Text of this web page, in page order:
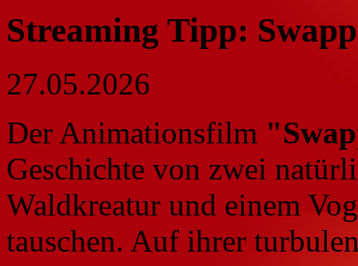
Streaming Tipp:
27.05.2026
Der Animationsfilm
Geschichte von zwei
Waldkreatur und einem
tauschen. Auf ihrer